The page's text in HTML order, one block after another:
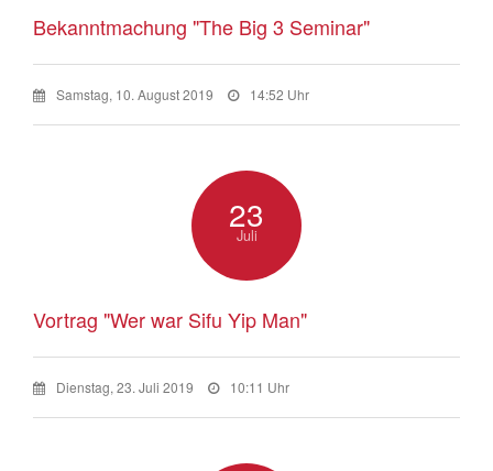
Bekanntmachung "The Big 3 Seminar"
Samstag, 10. August 2019 14:52 Uhr
23
Juli
Vortrag "Wer war Sifu Yip Man"
Dienstag, 23. Juli 2019 10:11 Uhr